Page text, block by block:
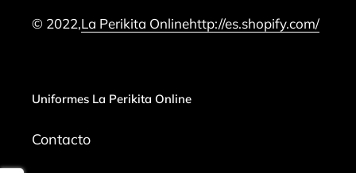
© 2022,La Perikita Onlinehttp://es.shopify.com/
Uniformes La Perikita Online
Contacto